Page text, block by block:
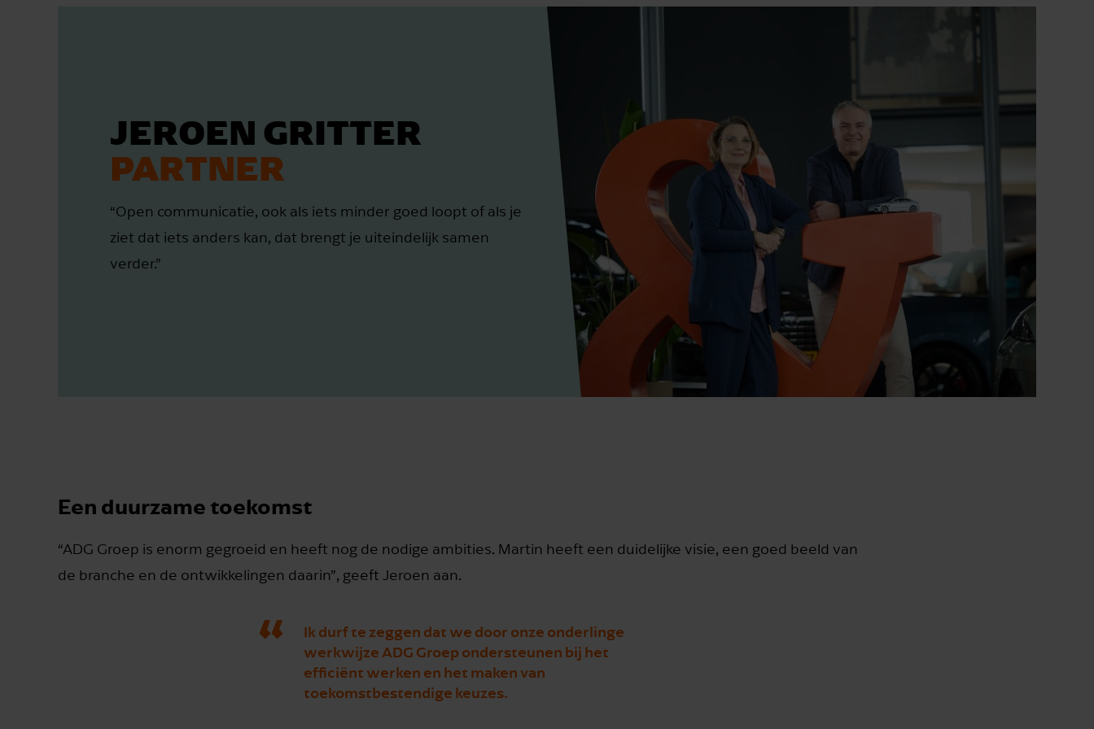
JEROEN GRITTER
PARTNER
“Open communicatie, ook als iets minder goed loopt of als je
ziet dat iets anders kan, dat brengt je uiteindelijk samen
verder.”
Een duurzame toekomst
“ADG Groep is enorm gegroeid en heeft nog de nodige ambities. Martin heeft een duidelijke visie, een goed beeld van
de branche en de ontwikkelingen daarin”, geeft Jeroen aan.
Ik durf te zeggen dat we door onze onderlinge
werkwijze ADG Groep ondersteunen bij het
efficiënt werken en het maken van
toekomstbestendige keuzes.